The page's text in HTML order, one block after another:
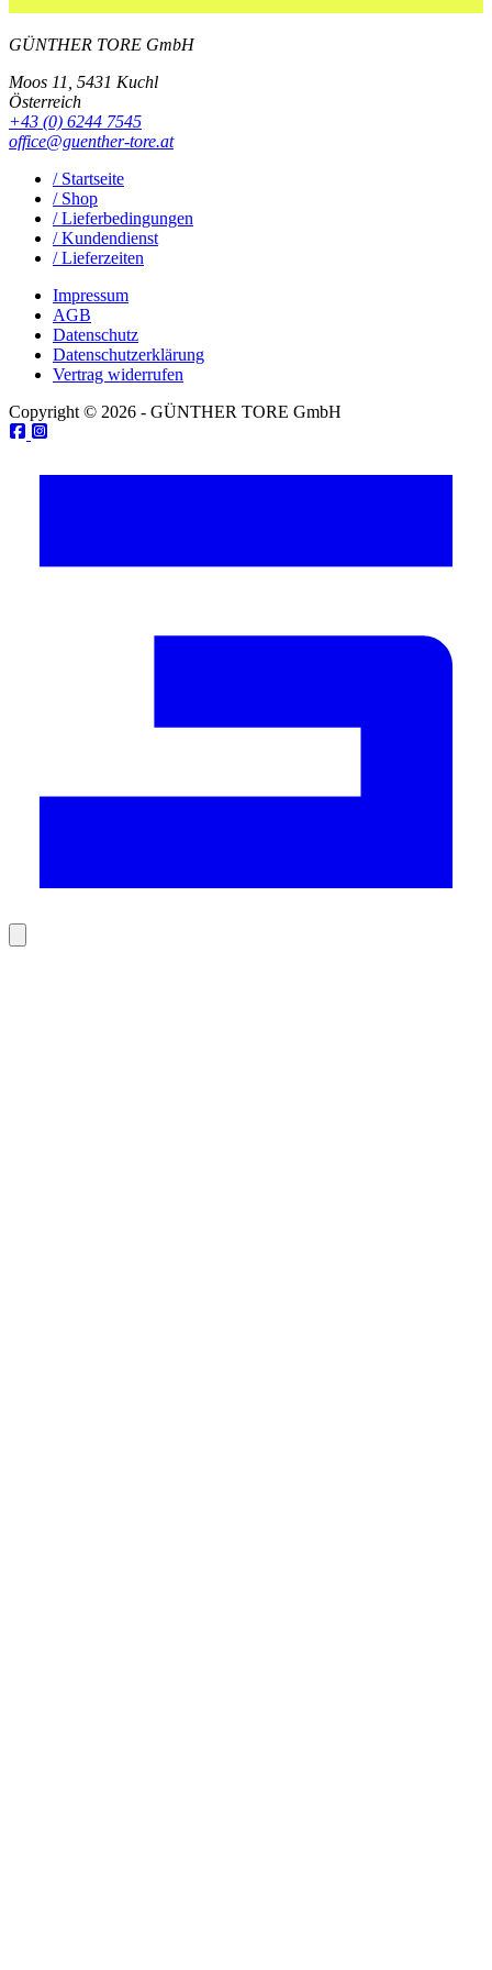
GÜNTHER TORE GmbH
Moos 11, 5431 Kuchl
Österreich
+43 (0) 6244 7545
office@guenther-tore.at
/ Startseite
/ Shop
/ Lieferbedingungen
/ Kundendienst
/ Lieferzeiten
Impressum
AGB
Datenschutz
Datenschutzerklärung
Vertrag widerrufen
Copyright © 2026 - GÜNTHER TORE GmbH